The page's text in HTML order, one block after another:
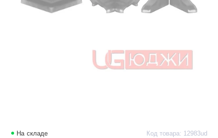
На складе Код товара: 12983ud